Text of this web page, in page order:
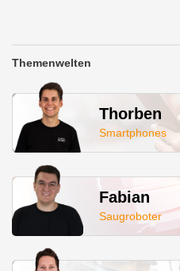
Themenwelten
Thorben
Smartphones
Fabian
Saugroboter